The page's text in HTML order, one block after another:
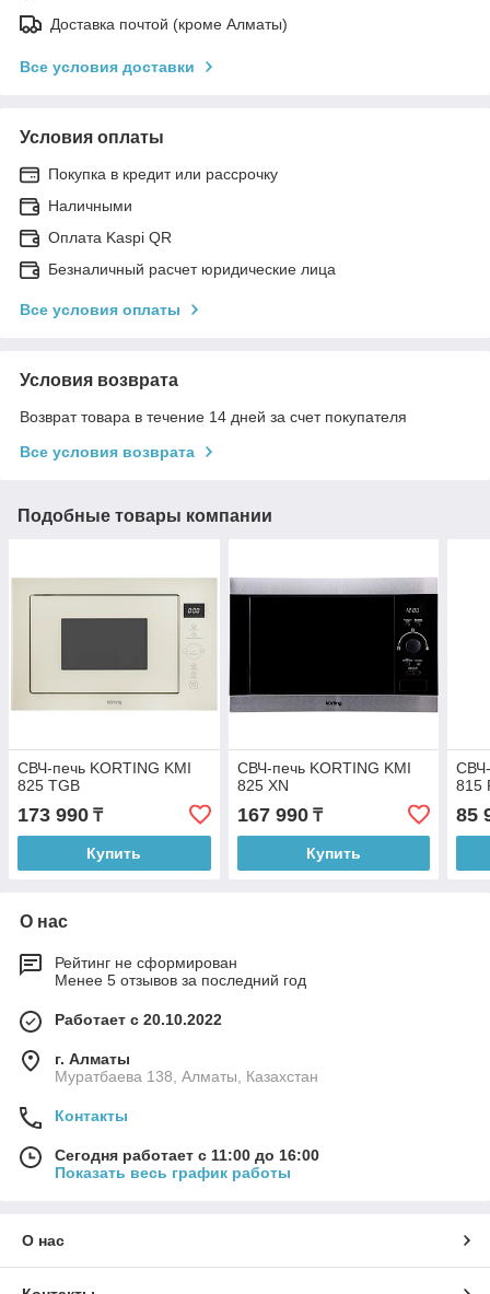
Доставка почтой (кроме Алматы)
Все условия доставки
Условия оплаты
Покупка в кредит или рассрочку
Наличными
Оплата Kaspi QR
Безналичный расчет юридические лица
Все условия оплаты
Условия возврата
Возврат товара в течение 14 дней за счет покупателя
Все условия возврата
Подобные товары компании
СВЧ-печь KORTING KMI
825 TGB
173 990 ₸
Купить
СВЧ-печь KORTING KMI
825 XN
167 990₸
Купить
815
85
О нас
Рейтинг не сформирован
Менее 5 отзывов за последний год
Работает с 20.10.2022
г. Алматы
Муратбаева 138, Алматы, Казахстан
Контакты
Сегодня работает с 11:00 до 16:00
Показать весь график работы
О нас